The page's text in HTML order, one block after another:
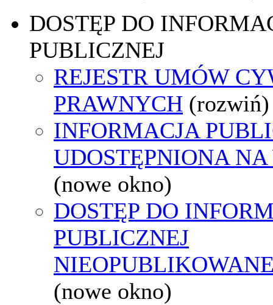
DOSTĘP DO
PUBLICZNEJ
REJESTR UMÓW
PRAWNYCH (rozwiń)
INFORMACJA
UDOSTĘPNIONA
(nowe okno)
DOSTĘP DO
PUBLICZNEJ
(nowe okno)